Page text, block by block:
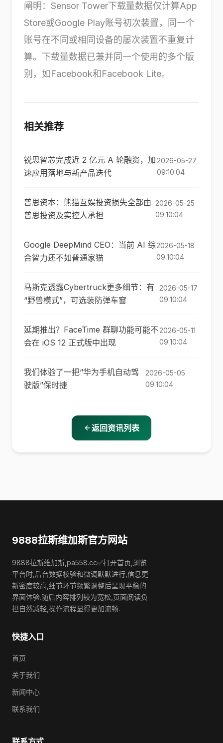
阐明：Sensor Tower下载量数据仅计算App
Store或Google Play账号初次装置，同一个
账号在不同或相同设备的屡次装置不重复计
算。下载量数据已兼并同一个使用的多个版
别，如Facebook和Facebook Lite。
相关推荐
锐思智芯完成近 2 亿元 A 轮融资，加
速应用落地与新产品迭代
2026-05-27
09:10:04
普思资本：熊猫互娱投资损失全部由
普思投资及实控人承担
2026-05-25
09:10:04
Google DeepMind CEO：当前 AI 综
合智力还不如普通家猫
2026-05-18
09:10:04
马斯克透露Cybertruck更多细节：有
“野兽模式”，可选装防弹车窗
2026-05-17
09:10:04
延期推出？FaceTime 群聊功能可能不
会在 iOS 12 正式版中出现
2026-05-11
09:10:04
我们体验了一把“华为手机自动驾
驶版”保时捷
2026-05-05
09:10:04
返回资讯列表
9888拉斯维加斯官方网站
9888拉斯维加斯,pa558.cc✅打开首页,浏览
平台时,后台数据校验和微调默默进行,信息更
新密度较高,细节环节频繁调整后呈现平稳的
界面体验.随后内容排列较为宽松,页面阅读负
担自然减轻,操作流程显得更加流畅.
快捷入口
首页
关于我们
新闻中心
联系我们